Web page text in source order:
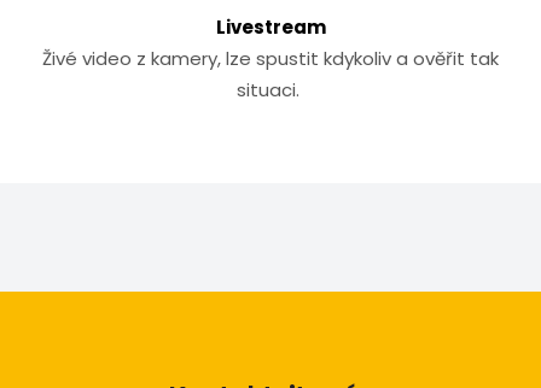
Livestream
Živé video z kamery, lze spustit kdykoliv a ověřit tak
situaci.